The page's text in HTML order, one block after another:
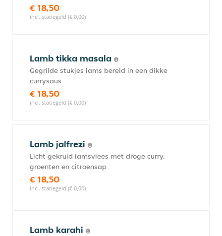
€ 18,50
incl. statiegeld (€ 0,00)
Lamb tikka masala
Gegrilde stukjes lams bereid in een dikke
currysaus
€ 18,50
incl. statiegeld (€ 0,00)
Lamb jalfrezi
Licht gekruid lamsvlees met droge curry,
groenten en citroensap
€ 18,50
incl. statiegeld (€ 0,00)
Lamb karahi